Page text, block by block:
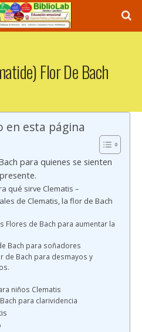
Flor De Bach
en esta página
para quienes se sienten
qué sirve Clematis –
de Clematis, la flor de Bach
Flores de Bach para aumentar la
Bach para soñadores
de Bach para desmayos y
niños Clematis
para clarividencia